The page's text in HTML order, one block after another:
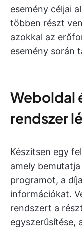
esemény céljai
többen részt
azokkal az
esemény során
Weboldal
rendszer
Készítsen egy
amely
programot, a
információkat.
rendszert a
egyszerűsítése,